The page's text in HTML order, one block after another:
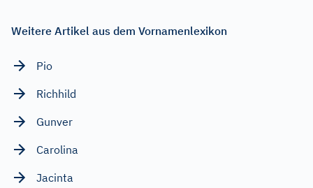
Weitere Artikel aus dem Vornamenlexikon
Pio
Richhild
Gunver
Carolina
Jacinta